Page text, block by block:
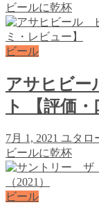
ビールに乾杯
ビール
アサヒビ
ト 【評価
7月 1, 2021 ユタロ
ビールに乾杯
ビール